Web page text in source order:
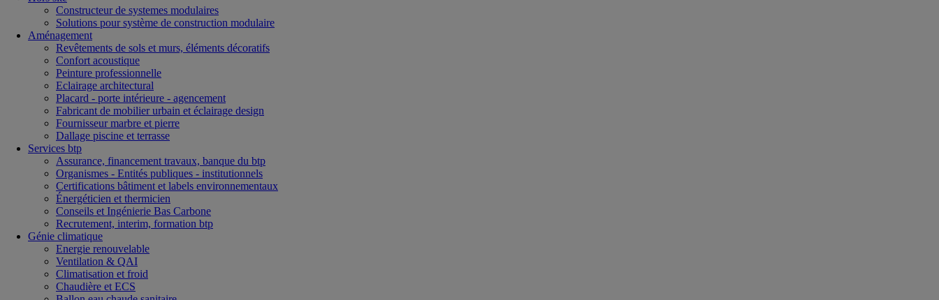
Constructeur de systemes modulaires
Solutions pour système de construction modulaire
Aménagement
Revêtements de sols et murs, éléments décoratifs
Confort acoustique
Peinture professionnelle
Eclairage architectural
Placard - porte intérieure - agencement
Fabricant de mobilier urbain et éclairage design
Fournisseur marbre et pierre
Dallage piscine et terrasse
Services btp
Assurance, financement travaux, banque du btp
Organismes - Entités publiques - institutionnels
Certifications bâtiment et labels environnementaux
Énergéticien et thermicien
Conseils et Ingénierie Bas Carbone
Recrutement, interim, formation btp
Génie climatique
Energie renouvelable
Ventilation & QAI
Climatisation et froid
Chaudière et ECS